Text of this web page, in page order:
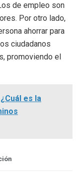
de empleo son
Por otro lado,
ahorrar para
ciudadanos
promoviendo el
es la